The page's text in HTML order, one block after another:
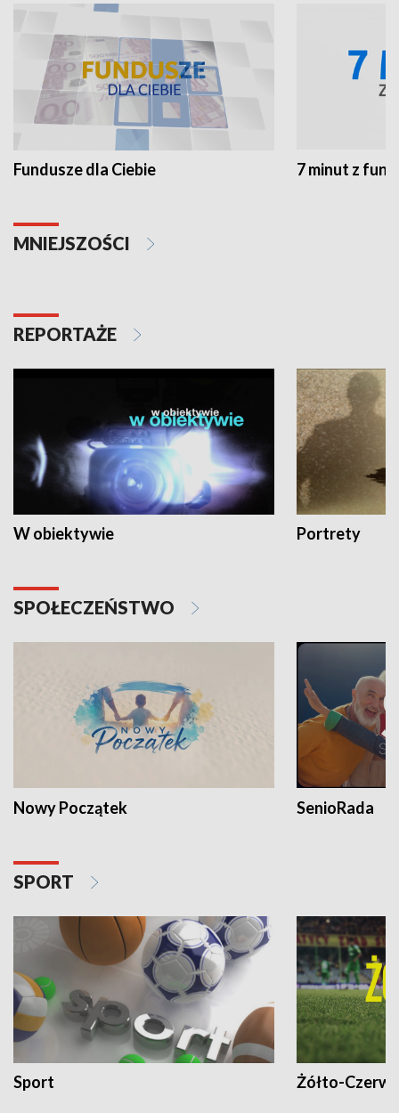
Fundusze dla Ciebie 7 minut z
MNIEJSZOŚCI
REPORTAŻE
W obiektywie Portrety
SPOŁECZEŃSTWO
Nowy Początek SenioRada
SPORT
Sport Żółto-